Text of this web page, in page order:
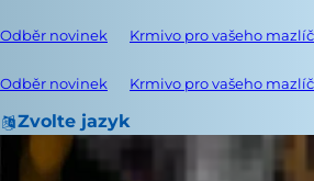
Odběr novinek Krmivo pro vašeho
Odběr novinek Krmivo pro vašeho
Zvolte jazyk